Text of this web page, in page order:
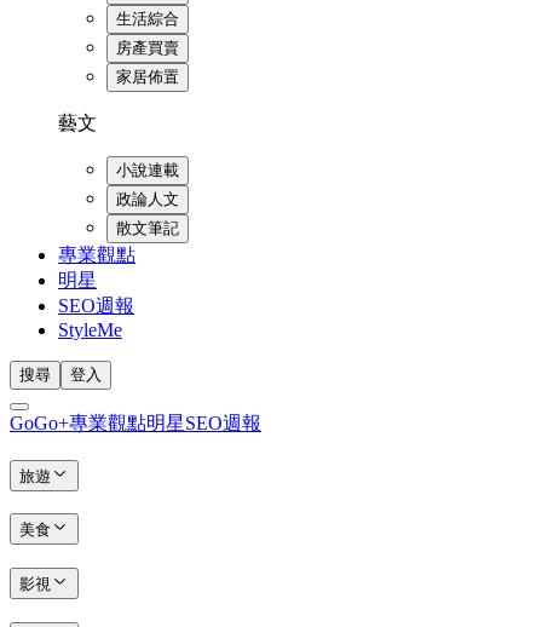
生活綜合
房產買賣
家居佈置
藝文
小說連載
政論人文
散文筆記
專業觀點
明星
SEO週報
StyleMe
搜尋 登入
GoGo+專業觀點明星SEO週報
旅遊
美食
影視